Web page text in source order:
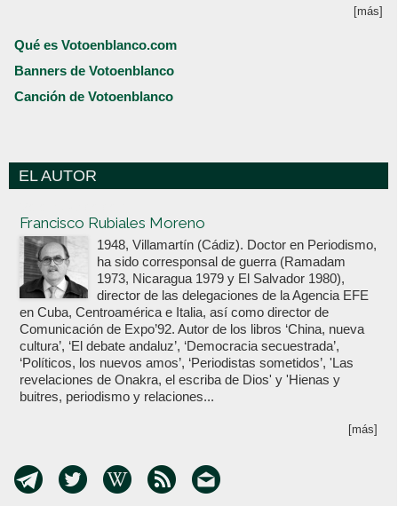
[más]
Qué es Votoenblanco.com
Banners de Votoenblanco
Canción de Votoenblanco
EL AUTOR
Francisco Rubiales Moreno
1948, Villamartín (Cádiz). Doctor en Periodismo,
ha sido corresponsal de guerra (Ramadam
1973, Nicaragua 1979 y El Salvador 1980),
director de las delegaciones de la Agencia EFE
en Cuba, Centroamérica e Italia, así como director de
Comunicación de Expo’92. Autor de los libros ‘China, nueva
cultura’, ‘El debate andaluz’, ‘Democracia secuestrada’,
‘Políticos, los nuevos amos’, ‘Periodistas sometidos’, 'Las
revelaciones de Onakra, el escriba de Dios' y 'Hienas y
buitres, periodismo y relaciones...
[más]